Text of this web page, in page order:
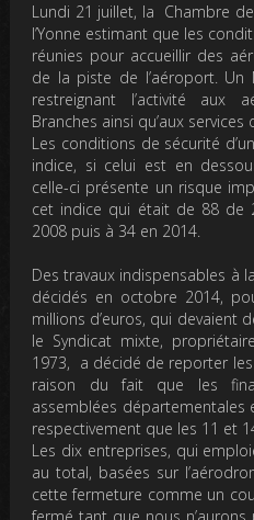
Lundi 21 juillet, la Chambre
l’Yonne estimant que les
réunies pour accueillir des
de la piste de l’aéroport. Un
restreignant l’activité aux
Branches ainsi qu’aux services
Les conditions de sécurité
indice, si celui est en
celle-ci présente un risque
cet indice qui était de 88 de
2008 puis à 34 en 2014.
Des travaux indispensables à
décidés en octobre 2014,
millions d’euros, qui devaient
le Syndicat mixte,
1973, a décidé de reporter
raison du fait que les
assemblées départementales
respectivement que les 11 et
Les dix entreprises, qui
au total, basées sur
cette fermeture comme un